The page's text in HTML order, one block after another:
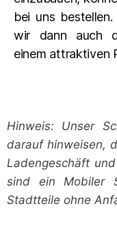
bei uns
wir dann auch
einem attraktiven
Hinweis: Unser
darauf hinweisen,
Ladengeschäft
sind ein Mobiler
Stadtteile ohne